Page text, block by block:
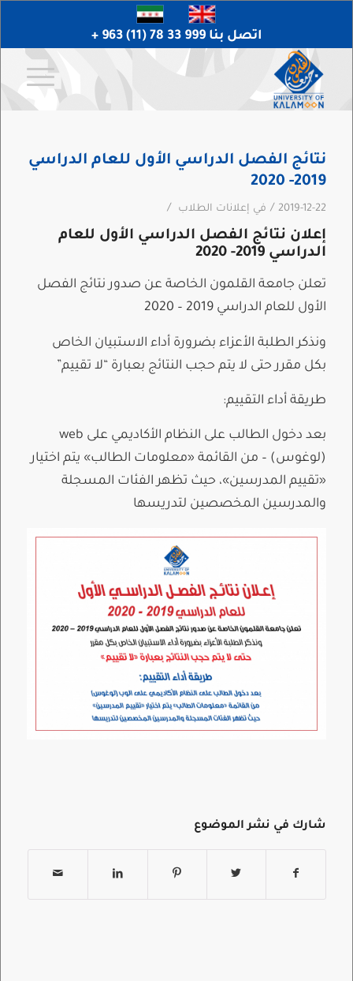
اتصل بنا 999 33 78 (11) 963 +
نتائج الفصل الدراسي الأول للعام الدراسي
2019- 2020
2019-12-22
/ في إعلانات الطلاب /
إعلان نتائج الفصل الدراسي الأول للعام
الدراسي 2019- 2020
تعلن جامعة القلمون الخاصة عن صدور نتائج الفصل
الأول للعام الدراسي 2019 – 2020
ونذكر الطلبة الأعزاء بضرورة أداء الاستبيان الخاص
بكل مقرر حتى لا يتم حجب النتائج بعبارة “لا تقييم”
طريقة أداء التقييم:
بعد دخول الطالب على النظام الأكاديمي على web
(لوغوس) – من القائمة «معلومات الطالب» يتم اختيار
«تقييم المدرسين»، حيث تظهر الفئات المسجلة
والمدرسين المخصصين لتدريسها
شارك في نشر الموضوع